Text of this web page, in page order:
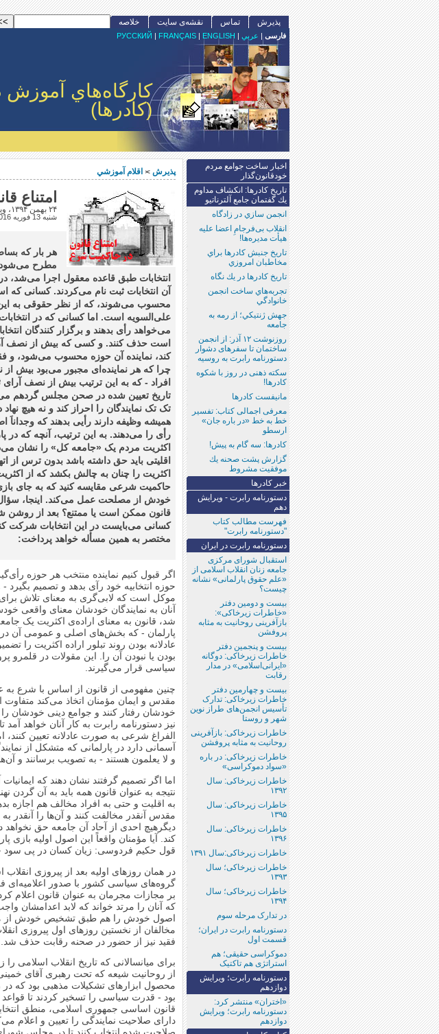
كارگاه‌هاي آموزش
(كادرها)
پذيرش > اقلام آموزشي
امتناع
۲۴ بهمن ۱۳۹۴، ویرایش چهارم. ۲۶ بهمن ۱۳۹۴
شنبه 13 فوريه 2016
هر بار که
مطرح می‌شود
انتخابات طبق قاعده معقول اجرا می‌شد،
آن انتخابات ثبت نام می‌کردند. کسانی که
محسوب می‌شوند، که از نظر حقوقی به این
علی‌السویه است. اما کسانی که در
می‌خواهد رأی بدهند و برگزار کنندگان
است حذف کنند. و کسی که بیش از نصف
کند، نماینده آن حوزه محسوب می‌شود، و
چرا که هر نماینده‌ای مجبور می‌بود بیش
افراد - که به این ترتیب بیش از نصف
تاریخ تعیین شده در صحن مجلس گردهم
تک تک نمایندگان را احراز کند و نه هیچ
همیشه وظیفه دارند رأیی بدهند که وجداناَ
رأی را می‌دهند. به این ترتیب، آنچه که در
اکثریت مردم یک «جامعه کل» را نشان
اقلیتی باید حق داشته باشد بدون ترس از
اکثریت را چنان به چالش بکشد که از اکثریت
حاکمیت شرعی مقایسه کنید که به جای
خودش از مصلحت عمل می‌کند. اینجا،
قانون ممکن است یا ممتنع؟ بعد از
کسانی می‌بایست در این انتخابات شرکت
مختصر به همین مسأله خواهد پرداخت:
اگر قبول کنیم نماینده منتخب هر حوزه
حوزه انتخابیه خود رآی بدهد و تصمیم
موکل است که لابی‌گری به معنای تلاش برای
آنان به نمایندگان خودشان معنای واقعی
شد، قانون به معنای اراده‌ی اکثریت یک
پارلمان - که بخش‌های اصلی و عمومی آن
عادلانه بودن روند تبلور اراده اکثریت را
بودن یا نبودن آن را. این مقولات در قلمرو
سیاسی قرار می‌گیرند.
چنین مفهومی از قانون از اساس با شرع
مقدس و ایمان مؤمنان اتخاذ می‌کند
خودشان رفتار کنند و جوامع دینی
نیز دستورنامه رابرت به کار آنان خواهد
الفراغ شرعی به صورت عادلانه تعیین
آسمانی دارد در پارلمانی که متشکل از
و لا یعلمون هستند - به تصویب برسانند و
اما اگر تصمیم گرفتند نشان دهند که
نتیجه به عنوان قانون همه باید به آن
به اقلیت و حتی به افراد مخالف هم اجازه
مقدس آنقدر مخالفت کنند و آن‌ها را آنقدر
دیگرهیچ احدی از آحاد آن جامعه حق
کند. آیا مؤمنان واقعاً این اصول اولیه بازی
قول حکیم فردوسی: زیان کسان در پی سود
در همان روزهای اولیه بعد از پیروزی
گروه‌های سیاسی کشور با صدور
بر مجازات مجرمان به عنوان قانون اعلام
که آنان را مرتد خواند که لابد اعدامشان
اصول خودش را هم طبق تشخیص خودش از
مخالفان از نخستین روزهای اول پیروزی
فقید نیز از حضور در صحنه رقابت حذف شد.
برای میانسالانی که تاریخ انقلاب اسلامی
از روحانیت شیعه که تحت رهبری آقای
محصول ابزارهای تشکیلات مذهبی بود که
بود - قدرت سیاسی را تسخیر کردند تا
قانون اساسی جمهوری اسلامی، منطق
دارای صلاحیت نمایندگی را تعیین و اعلام
پذيرش تماس نقشه‌ى سايت خلاصه
اخبار ساخت جوامع مردم
خودقانون‌‌گذار
تاريخ كادرها: انكشاف مداوم
يك گفتمان جامع آلترناتيو
انجمن سازي در زادگاه
انقلاب بی‌فرجامِ اعضا علیه
هیأت مدیره‌ها!
تاريخ جنبش كادرها براي
مخاطبان امروزي
تاريخ كادرها در يك نگاه
تجربه‌هاي ساخت انجمن
خانوادگي
جهش ژنتيكي؛‌ از رمه به
جامعه
روزنوشت ۱۲ آذر: از انجمن
ساختمان تا سفر‌های دشوار
دستورنامه رابرت به روسیه
سکته ذهنی در روز با شکوه
کادرها!
مانیفست کادرها
معرفی اجمالی کتاب: تفسیر
خط به خط «در باره جان»
ارسطو
کادرها: سه‌ گام به پیش!
گزارش پشت صحنه‌ يك
موفقيت مشروط
خبر كادرها
دستورنامه رابرت - ويرايش
دهم
فهرست مطالب كتاب
"دستورنامه‌ رابرت"
دستورنامه رابرت در ایران
استقبال شورای مرکزی
جامعه زنان انقلاب اسلامی از
«علم حقوق پارلمانی» نشانه
چیست؟
بیست و دومین دفتر
«خاطرات زیرخاکی»:
باز‌آفرینی روحانیت به مثابه
پروفشن
بیست و پنجمین دفتر
خاطرات زیرخاکی: دوگانه
«ایرانی‌اسلامی» در مدار
رقابت
بیست و چهارمین دفتر
خاطرات زیرخاکی: تدارک
تأسیس انجمن‌های طراز نوین
شهر و روستا
خاطرات زیرخاکی: بازآفرینی
روحانیت به مثابه پروفشن
خاطرات زیرخاکی: در باره
«سواد دموکراسی»
خاطرات زیرخاکی: سال
۱۳۹۲
خاطرات زیرخاکی: سال
۱۳۹۵
خاطرات زیرخاکی: سال
۱۳۹۶
خاطرات زیرخاکی:سال ۱۳۹۱
خاطرات زیرخاکی؛ سال
۱۳۹۳
خاطرات زیرخاکی؛ سال
۱۳۹۴
در تدارک مرحله سوم
دستورنامه رابرت در ایران؛
قسمت اول
دموکراسی حقیقی؛ هم
استراتژی هم تاکتیک
دستورنامه رابرت؛ ویرایش
دوازدهم
«اختران»‌ منتشر کرد:
دستورنامه رابرت؛ ویرایش
دوازدهم
فارسى | عربي |
ENGLISH
|
FRANÇAIS
|
РУССКИЙ